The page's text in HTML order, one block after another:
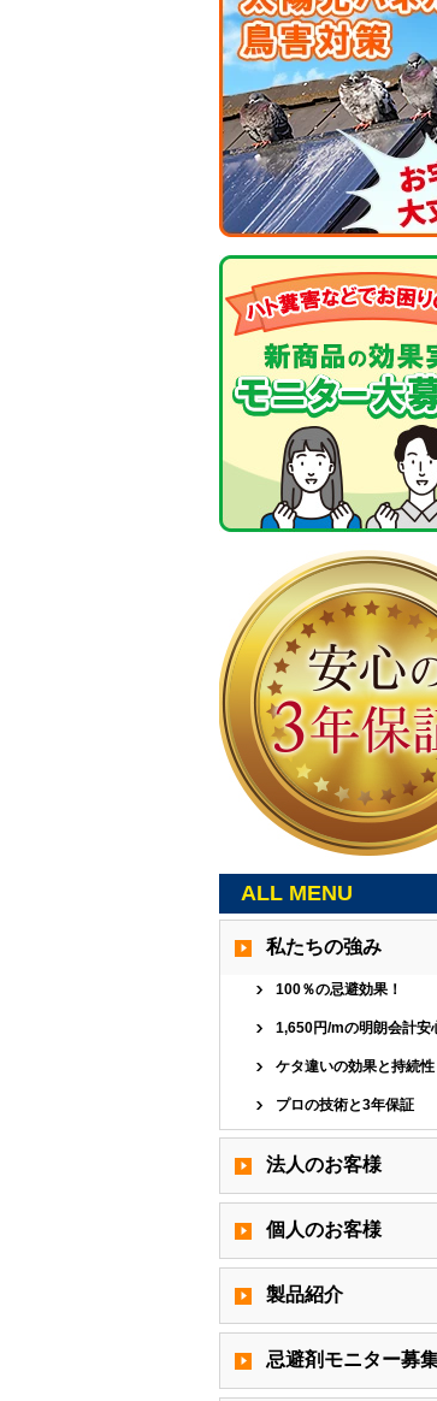
ALL MENU
私たちの強み
100％の忌避効果！
1,650円/mの明朗会計安
ケタ違いの効果と持続性
プロの技術と3年保証
法人のお客様
個人のお客様
製品紹介
忌避剤モニター募